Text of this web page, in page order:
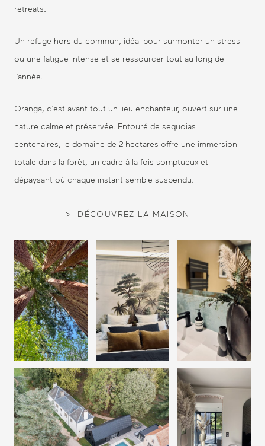
retreats.
Un refuge hors du commun, idéal pour surmonter un stress
ou une fatigue intense et se ressourcer tout au long de
l’année.
Oranga, c’est avant tout un lieu enchanteur, ouvert sur une
nature calme et préservée. Entouré de sequoias
centenaires, le domaine de 2 hectares offre une immersion
totale dans la forêt, un cadre à la fois somptueux et
dépaysant où chaque instant semble suspendu.
DÉCOUVREZ LA MAISON